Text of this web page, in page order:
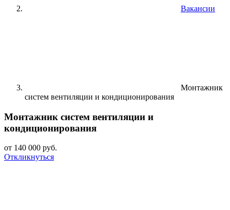
Вакансии
Монтажник
систем вентиляции и кондиционирования
Монтажник систем вентиляции и
кондиционирования
от 140 000 руб.
Откликнуться